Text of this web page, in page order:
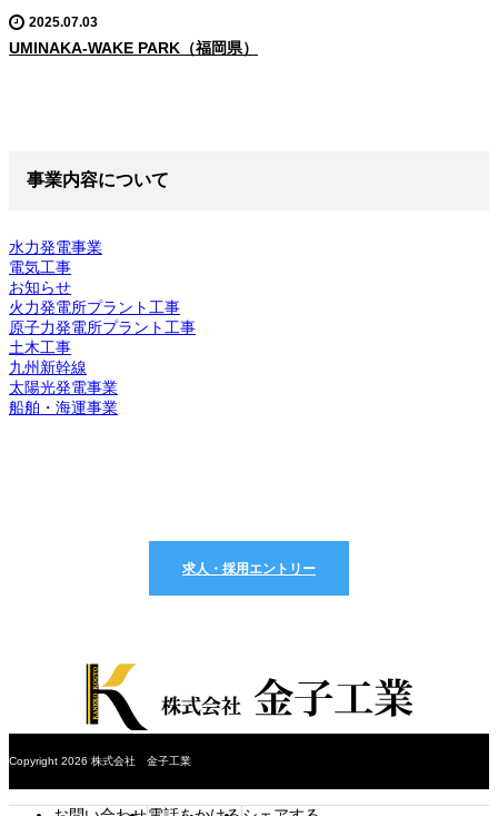
2025.07.03
UMINAKA-WAKE PARK（福岡県）
事業内容について
水力発電事業
電気工事
お知らせ
火力発電所プラント工事
原子力発電所プラント工事
土木工事
九州新幹線
太陽光発電事業
船舶・海運事業
求人・採用エントリー
Copyright 2026 株式会社 金子工業